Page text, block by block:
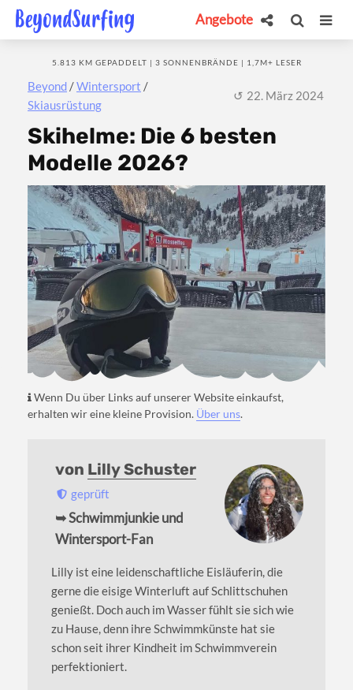
Angebote
Beyond /Wintersport /
Skiausrüstung
5.813 KM GEPADDELT | 3 SONNENBRÄNDE | 1,7M+ LESER
22. März 2024
Skihelme: Die 6 besten
Modelle 2026?
Wenn Du über Links auf unserer Website einkaufst,
erhalten wir eine kleine Provision. Über uns.
von Lilly Schuster
geprüft
➥ Schwimmjunkie und
Wintersport-Fan
Lilly ist eine leidenschaftliche Eisläuferin, die
gerne die eisige Winterluft auf Schlittschuhen
genießt. Doch auch im Wasser fühlt sie sich wie
zu Hause, denn ihre Schwimmkünste hat sie
schon seit ihrer Kindheit im Schwimmverein
perfektioniert.